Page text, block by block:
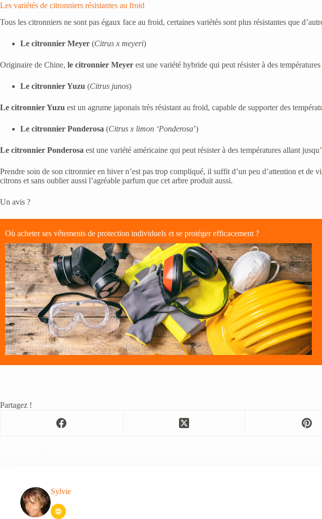
Les variétés de citronniers résistantes au froid
Tous les citronniers ne sont pas égaux face au froid, certaines variétés sont plus résistantes que
Le citronnier Meyer (Citrus x meyeri)
Originaire de Chine, le citronnier Meyer est une variété hybride qui peut résister à des
Le citronnier Yuzu (Citrus junos)
Le citronnier Yuzu est un agrume japonais très résistant au froid, capable de supporter des
Le citronnier Ponderosa (Citrus x limon ‘Ponderosa’)
Le citronnier Ponderosa est une variété américaine qui peut résister à des températures allant
Prendre soin de son citronnier en hiver n’est pas trop compliqué, il suffit d’un peu d’attention et
citrons et sans oublier aussi l’agréable parfum que cet arbre produit aussi.
Un avis ?
Où acheter ses vêtements de protection individuels et se protéger efficacement ?
Partagez !
Sylvie